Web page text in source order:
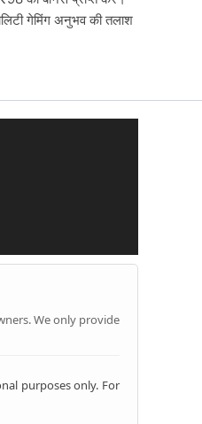
गेमिंग अनुभव की तलाश
We only provide
purposes only. For